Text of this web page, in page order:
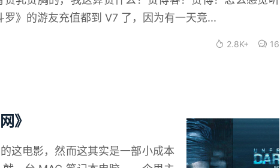
》的游友充值都到 V7 了，因为有一天竞...
2.8K+ 16
》
这电影，然而这其实是一部小成本